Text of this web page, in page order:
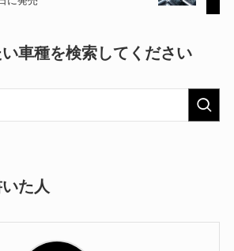
車種を検索してください
た人